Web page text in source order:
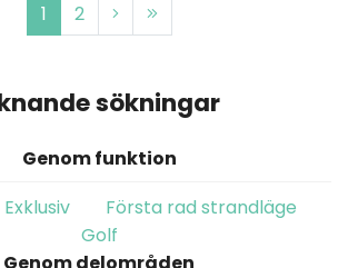
1 2
sökningar
Genom funktion
Exklusiv
Första rad strandläge
Golf